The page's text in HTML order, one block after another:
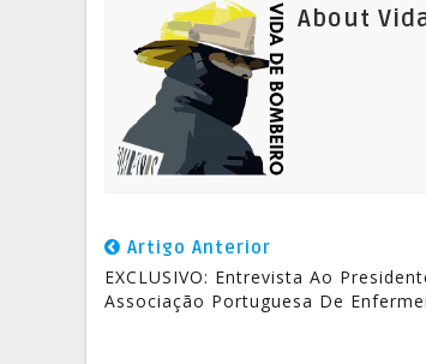
About
Artigo Anterior
EXCLUSIVO: Entrevista Ao
Associação Portuguesa De